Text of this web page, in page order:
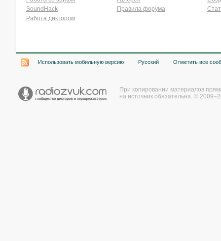
SoundHack
Работа диктором
Правила форума
Использовать мобильную версию Русский Отметить все
При копировании материалов
на источник обязательна. ©